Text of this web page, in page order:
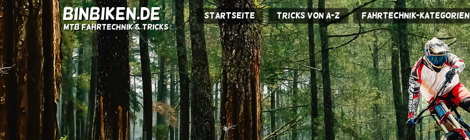
BINBIKEN.DE
MTB Fahrtechnik & Tricks
Startseite Tricks von A-Z Fahrtechnik-Kategorien